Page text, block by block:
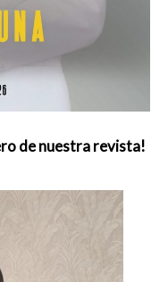
de nuestra revista!